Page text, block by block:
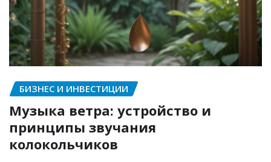
БИЗНЕС И ИНВЕСТИЦИИ
Музыка ветра: устройство и
принципы звучания
колокольчиков